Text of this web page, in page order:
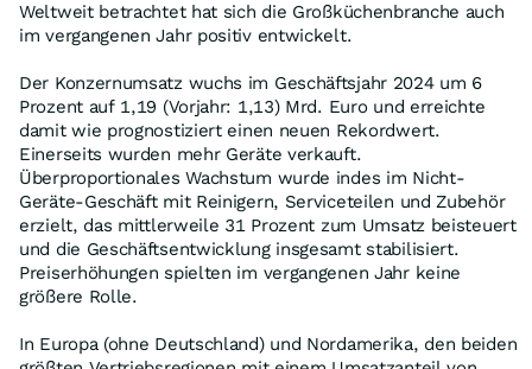
Weltweit betrachtet hat sich die Großküchenbranche auch
im vergangenen Jahr positiv entwickelt.
Der Konzernumsatz wuchs im Geschäftsjahr 2024 um 6
Prozent auf 1,19 (Vorjahr: 1,13) Mrd. Euro und erreichte
damit wie prognostiziert einen neuen Rekordwert.
Einerseits wurden mehr Geräte verkauft.
Überproportionales Wachstum wurde indes im Nicht-
Geräte-Geschäft mit Reinigern, Serviceteilen und Zubehör
erzielt, das mittlerweile 31 Prozent zum Umsatz beisteuert
und die Geschäftsentwicklung insgesamt stabilisiert.
Preiserhöhungen spielten im vergangenen Jahr keine
größere Rolle.
In Europa (ohne Deutschland) und Nordamerika, den beiden